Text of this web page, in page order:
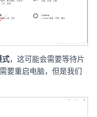
式，这可能会需要等待片
要重启电脑，但是我们